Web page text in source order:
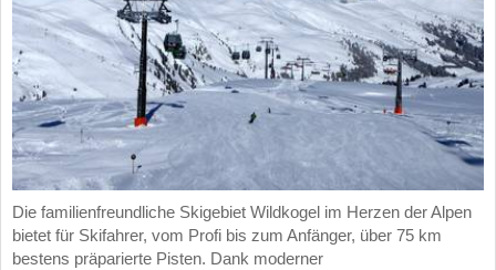
Die familienfreundliche Skigebiet Wildkogel im Herzen der Alpen
bietet für Skifahrer, vom Profi bis zum Anfänger, über 75 km
bestens präparierte Pisten. Dank moderner